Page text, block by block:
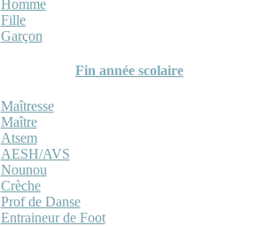
Homme
Fille
Garçon
Fin année scolaire
Maîtresse
Maître
Atsem
AESH/AVS
Nounou
Crèche
Prof de Danse
Entraineur de Foot